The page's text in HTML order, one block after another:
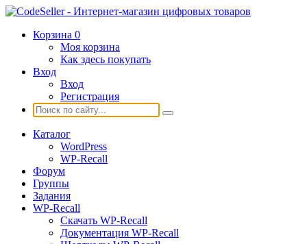
Корзина 0
Моя корзина
Как здесь покупать
Вход
Вход
Регистрация
Каталог
WordPress
WP-Recall
Форум
Группы
Задания
WP-Recall
Скачать WP-Recall
Документация WP-Recall